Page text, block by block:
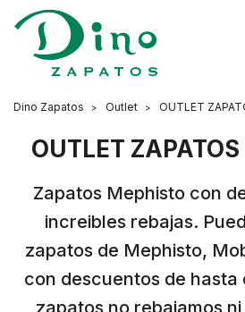
Dino Zapatos Outlet OUTLET
OUTLET
Zapatos Mephisto con
increibles rebajas.
zapatos de Mephisto,
con descuentos de hasta
zapatos no rebajamos